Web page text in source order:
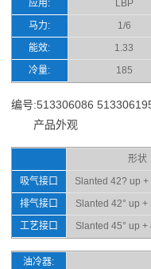
应用:
LBP
马力:
1/6
能效:
1.33
冷量:
185
编号:513306086
产品外观
形状
吸气接口
Slanted 42? up +
排气接口
Slanted 42° up +
工艺接口
Slanted 45° up +
油冷器: